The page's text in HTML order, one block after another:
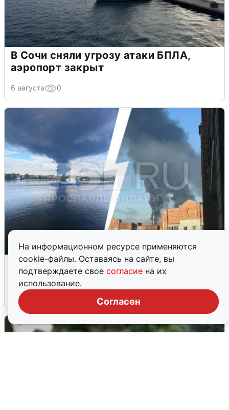
На информационном ресурсе применяются
cookie-файлы. Оставаясь на сайте, вы
подтверждаете свое согласие на их
использование.
Согласен
В Сочи сняли угрозу атаки БПЛА,
аэропорт закрыт
6 августа 0
Ночная атака БПЛА на Ярославль:
попадания и последствия
6 августа